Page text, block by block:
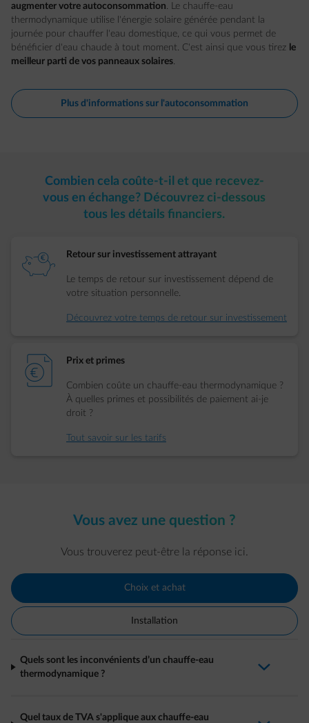
augmenter votre autoconsommation. Le chauffe-eau
thermodynamique utilise l'énergie solaire générée pendant la
journée pour chauffer l'eau domestique, ce qui vous permet de
bénéficier d'eau chaude à tout moment. C'est ainsi que vous tirez le
meilleur parti de vos panneaux solaires.
Plus d'informations sur l'autoconsommation
Combien cela coûte-t-il et que recevez-
vous en échange? Découvrez ci-dessous
tous les détails financiers.
element-piggybank Retour sur investissement attrayant
Le temps de retour sur investissement dépend de
votre situation personnelle.
Découvrez votre temps de retour sur investissement
element-bill Prix et primes
Combien coûte un chauffe-eau thermodynamique ?
À quelles primes et possibilités de paiement ai-je
droit ?
Tout savoir sur les tarifs
Vous avez une question ?
Vous trouverez peut-être la réponse ici.
Choix et achat
Installation
Quels sont les inconvénients d’un chauffe-eau
thermodynamique ?
arrow-down-fwd
Quel taux de TVA s'applique aux chauffe-eau